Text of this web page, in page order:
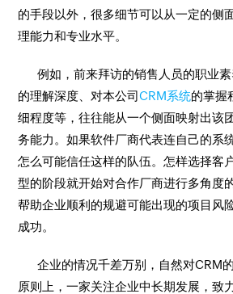
的手段以外，很多细节可以从一定的侧
理能力和专业水平。
例如，前来拜访的销售人员的职业素
的理解深度、对本公司CRM系统的掌握
细程度等，往往能从一个侧面映射出该
务能力。如果软件厂商代表连自己的系
怎么可能信任这样的队伍。怎样选择客
型的阶段就开始对合作厂商进行多角度
帮助企业顺利的规避可能出现的项目风
成功。
企业的情况千差万别，自然对CRM
原则上，一家关注企业中长期发展，致